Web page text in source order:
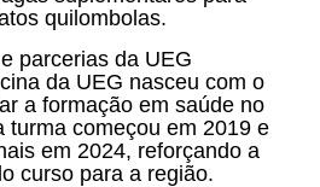
quilombolas.
parcerias da UEG
da UEG nasceu com o
a formação em saúde no
turma começou em 2019 e
em 2024, reforçando a
curso para a região.